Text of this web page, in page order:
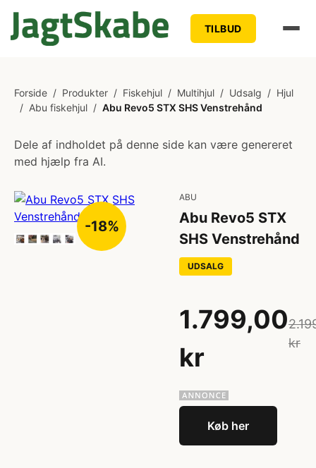
TILBUD
Forside / Produkter / Fiskehjul / Multihjul / Udsalg / Hjul
/ Abu fiskehjul / Abu Revo5 STX SHS Venstrehånd
Dele af indholdet på denne side kan være genereret
med hjælp fra AI.
-18%
ABU
Abu Revo5 STX
SHS Venstrehånd
UDSALG
1.799,00
kr
kr
Køb her